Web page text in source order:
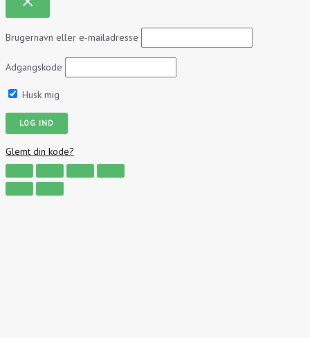
Brugernavn eller e-mailadresse
Adgangskode
Husk mig
Glemt din kode?